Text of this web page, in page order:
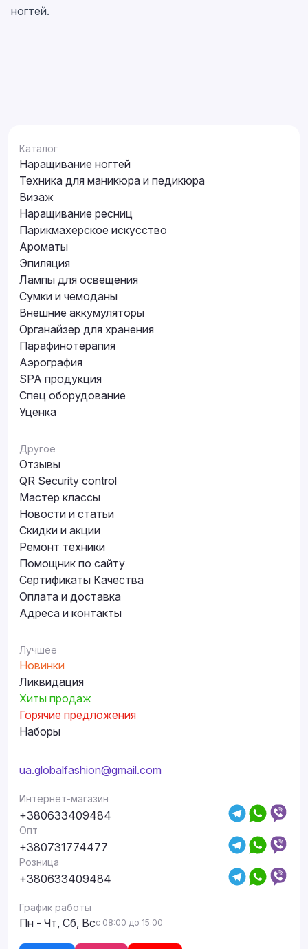
ногтей.
Каталог
Наращивание ногтей
Техника для маникюра и педикюра
Визаж
Наращивание ресниц
Парикмахерское искусство
Ароматы
Эпиляция
Лампы для освещения
Сумки и чемоданы
Внешние аккумуляторы
Органайзер для хранения
Парафинотерапия
Аэрография
SPA продукция
Спец оборудование
Уценка
Другое
Отзывы
QR Security control
Мастер классы
Новости и статьи
Скидки и акции
Ремонт техники
Помощник по сайту
Сертификаты Качества
Оплата и доставка
Адреса и контакты
Лучшее
Новинки
Ликвидация
Хиты продаж
Горячие предложения
Наборы
ua.globalfashion@gmail.com
Интернет-магазин
+380633409484
Опт
+380731774477
Розница
+380633409484
График работы
Пн - Чт, Сб, Всс 08:00 до 15:00